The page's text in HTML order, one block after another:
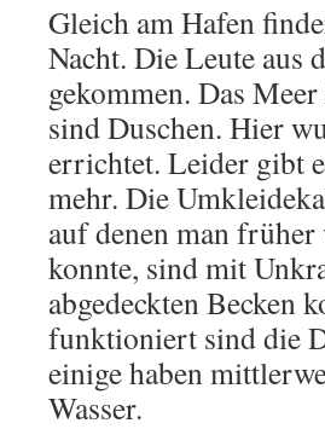
Gleich am Hafen
Nacht. Die Leute aus
gekommen. Das
sind Duschen. Hier
errichtet. Leider gibt
mehr. Die
auf denen man früher
konnte, sind mit
abgedeckten Becken
funktioniert sind die
einige haben
Wasser.